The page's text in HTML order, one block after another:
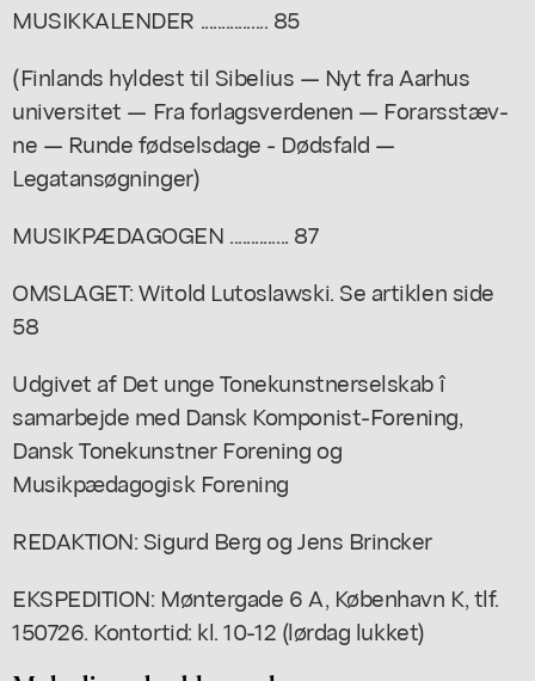
MUSIKKALENDER ................ 85
(Finlands hyldest til Sibelius — Nyt fra Aarhus
universitet — Fra forlagsverdenen — Forarsstæv-
ne — Runde fødselsdage - Dødsfald —
Legatansøgninger)
MUSIKPÆDAGOGEN .............. 87
OMSLAGET: Witold Lutoslawski. Se artiklen side
58
Udgivet af Det unge Tonekunstnerselskab î
samarbejde med Dansk Komponist-Forening,
Dansk Tonekunstner Forening og
Musikpædagogisk Forening
REDAKTION: Sigurd Berg og Jens Brincker
EKSPEDITION: Møntergade 6 A, København K, tlf.
150726. Kontortid: kl. 10-12 (lørdag lukket)